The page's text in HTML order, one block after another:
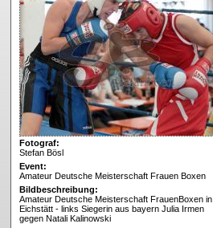
Fotograf:
Stefan Bösl
Event:
Amateur Deutsche Meisterschaft Frauen Boxen
Bildbeschreibung:
Amateur Deutsche Meisterschaft FrauenBoxen in
Eichstätt - links Siegerin aus bayern Julia Irmen
gegen Natali Kalinowski